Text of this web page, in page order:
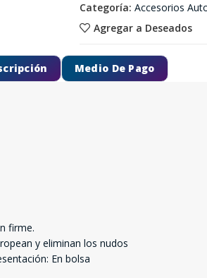
Agregar a Deseados
Categoría: Accesorios
Medio De Pago
firme.
y eliminan los nudos
En bolsa